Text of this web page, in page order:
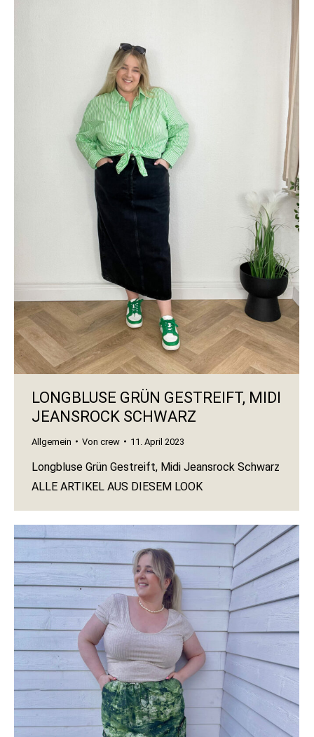
LONGBLUSE GRÜN GESTREIFT, MIDI
JEANSROCK SCHWARZ
Allgemein Von crew 11. April 2023
Longbluse Grün Gestreift, Midi Jeansrock Schwarz
ALLE ARTIKEL AUS DIESEM LOOK